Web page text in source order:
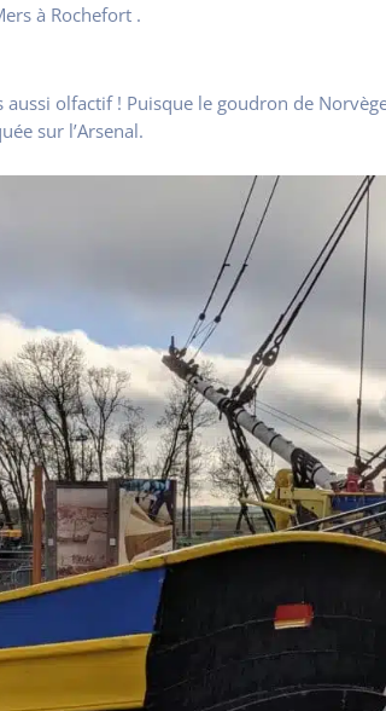
à Rochefort .
aussi olfactif ! Puisque le goudron de
sur l’Arsenal.